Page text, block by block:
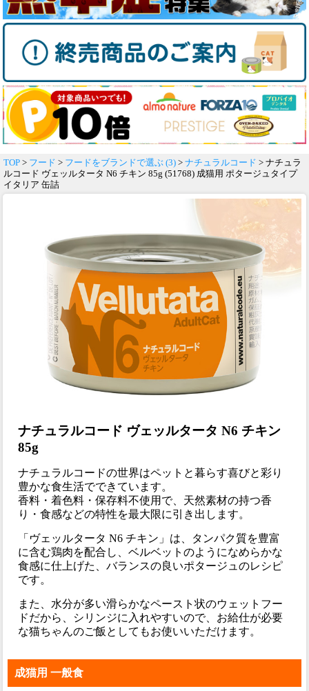
TOP > フード > フードをブランドで選ぶ (3) > ナチュラルコード > ナチュラ
ルコード ヴェッルタータ N6 チキン 85g (51768) 成猫用 ポタージュタイプ
イタリア 缶詰
ナチュラルコード ヴェッルタータ N6 チキン
85g
ナチュラルコードの世界はペットと暮らす喜びと彩り
豊かな食生活でできています。
香料・着色料・保存料不使用で、天然素材の持つ香
り・食感などの特性を最大限に引き出します。
「ヴェッルタータ N6 チキン」は、タンパク質を豊富
に含む鶏肉を配合し、ベルベットのようになめらかな
食感に仕上げた、バランスの良いポタージュのレシピ
です。
また、水分が多い滑らかなペースト状のウェットフー
ドだから、シリンジに入れやすいので、お給仕が必要
な猫ちゃんのご飯としてもお使いいただけます。
成猫用 一般食